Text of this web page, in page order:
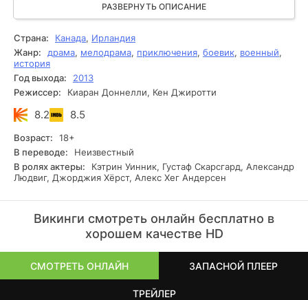
Одина, того самого сурового бога войны и бойцов. И от
этого вся его затея звучит ещё дерзче: не просто человек
лезет на трон, а будто судьба толкает.
РАЗВЕРНУТЬ ОПИСАНИЕ
Страна: Канада, Ирландия
Жанр:
драма, мелодрама, приключения, боевик, военный,
история
Год выхода:
2013
Режиссер:
Киаран Доннелли, Кен Джиротти
8.2 8.5
Возраст:
18+
В переводе:
Неизвестный
В ролях актеры:
Кэтрин Уинник, Густаф Скарсгард, Александр
Людвиг, Джорджия Хёрст, Алекс Хег Андерсен
Викинги смотреть онлайн бесплатно в
хорошем качестве HD
СМОТРЕТЬ ОНЛАЙН ЗАПАСНОЙ ПЛЕЕР
ТРЕЙЛЕР